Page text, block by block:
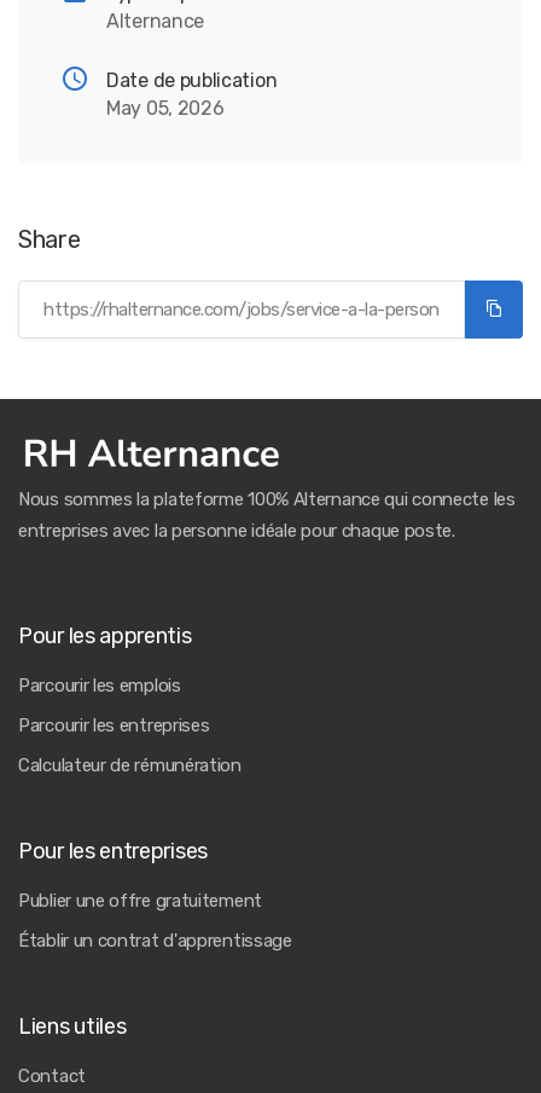
Alternance
Date de publication
May 05, 2026
Share
Nous sommes la plateforme 100% Alternance qui connecte les
entreprises avec la personne idéale pour chaque poste.
Pour les apprentis
Parcourir les emplois
Parcourir les entreprises
Calculateur de rémunération
Pour les entreprises
Publier une offre gratuitement
Établir un contrat d'apprentissage
Liens utiles
Contact